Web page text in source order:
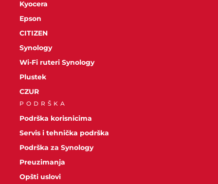
Kyocera
Epson
CITIZEN
Synology
Wi-Fi ruteri Synology
Plustek
CZUR
PODRŠKA
Podrška korisnicima
Servis i tehnička podrška
Podrška za Synology
Preuzimanja
Opšti uslovi